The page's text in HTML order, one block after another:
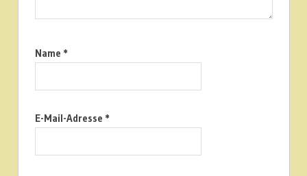
Name *
E-Mail-Adresse *